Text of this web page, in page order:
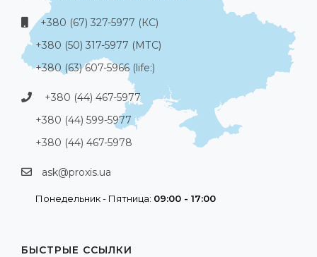
+380 (67) 327-5977 (КС)
+380 (50) 317-5977 (МТС)
+380 (63) 607-5966 (life:)
+380 (44) 467-5977
+380 (44) 599-5977
+380 (44) 467-5978
ask@proxis.ua
Понедельник - Пятница: 09:00 - 17:00
БЫСТРЫЕ ССЫЛКИ